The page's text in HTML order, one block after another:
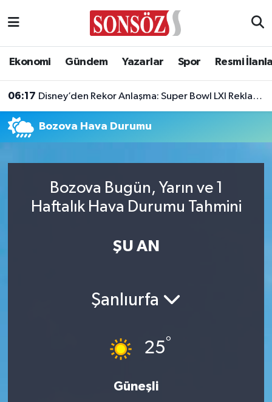
Ekonomi Gündem Yazarlar Spor Resmi
06:17 Disney’den Rekor Anlaşma: Super Bowl LXI Reklam Rekortmeni Oldu!
Bozova Hava Durumu
Bozova Bugün, Yarın ve 1
Haftalık Hava Durumu Tahmini
ŞU AN
Şanlıurfa
25°
Güneşli
Asayiş
Diğer
Ankara Nöbetçi Eczaneler
Tüm Manşetler